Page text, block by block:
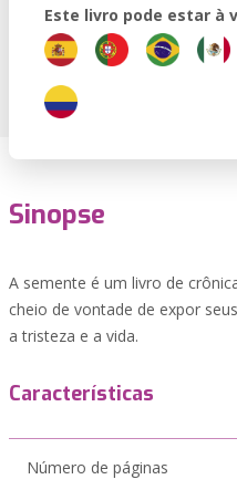
Este livro pode estar à
Sinopse
A semente é um livro de
cheio de vontade de expor
a tristeza e a vida.
Características
Número de páginas